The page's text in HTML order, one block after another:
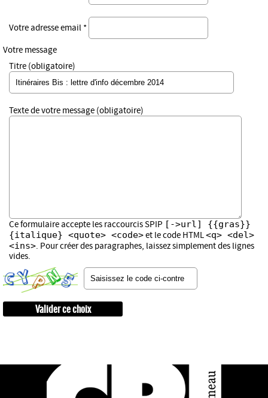
Votre adresse email *
Votre message
Titre (obligatoire)
Texte de votre message (obligatoire)
Ce formulaire accepte les raccourcis SPIP [->url] {{gras}}
{italique} <quote> <code>et le code HTML<q> <del>
<ins>. Pour créer des paragraphes, laissez simplement des lignes
vides.